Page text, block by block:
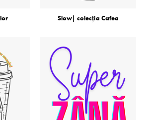
Slow| colecţia Cafea